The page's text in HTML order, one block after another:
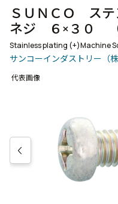
ＳＵＮＣＯ ステ
ネジ ６×３０
Stainless plating (+)Machine
サンコーインダストリー（株
代表画像